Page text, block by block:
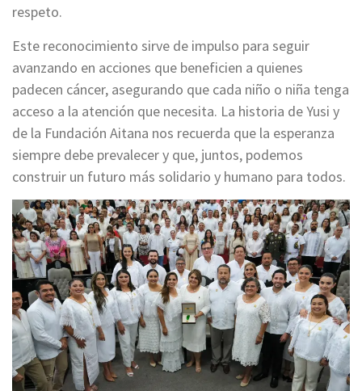
respeto.
Este reconocimiento sirve de impulso para seguir
avanzando en acciones que beneficien a quienes
padecen cáncer, asegurando que cada niño o niña tenga
acceso a la atención que necesita. La historia de Yusi y
de la Fundación Aitana nos recuerda que la esperanza
siempre debe prevalecer y que, juntos, podemos
construir un futuro más solidario y humano para todos.